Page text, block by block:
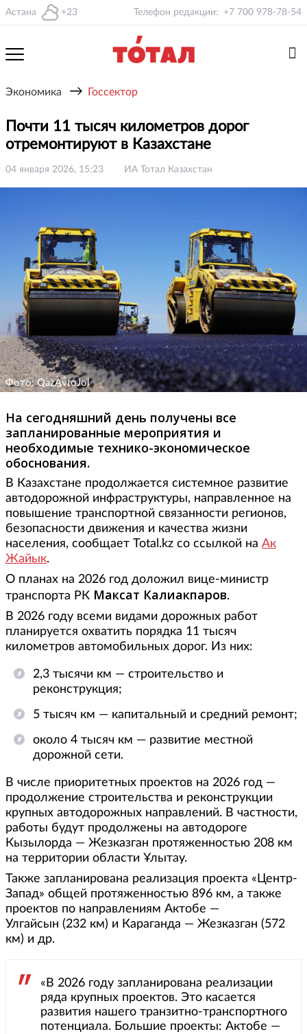
Астана +23 Телефон редакции: +7 700 978-78-54
Экономика → Госсектор
Почти 11 тысяч километров дорог
отремонтируют в Казахстане
04 января 2026, 15:23 ИА Тотал Казахстан
Фото: QazAvtoJol
На сегодняшний день получены все
запланированные мероприятия и
необходимые технико-экономическое
обоснования.
В Казахстане продолжается системное развитие
автодорожной инфраструктуры, направленное на
повышение транспортной связанности регионов,
безопасности движения и качества жизни
населения, сообщает Total.kz со ссылкой на Ак
Жайык.
О планах на 2026 год доложил вице-министр
транспорта РК Максат Калиакпаров.
В 2026 году всеми видами дорожных работ
планируется охватить порядка 11 тысяч
километров автомобильных дорог. Из них:
2,3 тысячи км — строительство и
реконструкция;
5 тысяч км — капитальный и средний ремонт;
около 4 тысяч км — развитие местной
дорожной сети.
В числе приоритетных проектов на 2026 год —
продолжение строительства и реконструкции
крупных автодорожных направлений. В частности,
работы будут продолжены на автодороге
Кызылорда — Жезказган протяженностью 208 км
на территории области Ұлытау.
Также запланирована реализация проекта «Центр-
Запад» общей протяженностью 896 км, а также
проектов по направлениям Актобе —
Улгайсын (232 км) и Караганда — Жезказган (572
км) и др.
«В 2026 году запланирована реализации
ряда крупных проектов. Это касается
развития нашего транзитно-транспортного
потенциала. Большие проекты: Актобе —